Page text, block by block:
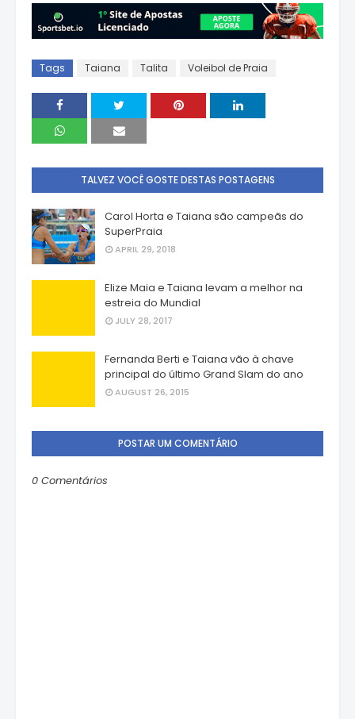
Tags Taiana Talita Voleibol de Praia
TALVEZ VOCÊ GOSTE DESTAS POSTAGENS
Carol Horta e Taiana são campeãs do
SuperPraia
APRIL 29, 2018
Elize Maia e Taiana levam a melhor na
estreia do Mundial
JULY 28, 2017
Fernanda Berti e Taiana vão à chave
principal do último Grand Slam do ano
AUGUST 26, 2015
POSTAR UM COMENTÁRIO
0 Comentários